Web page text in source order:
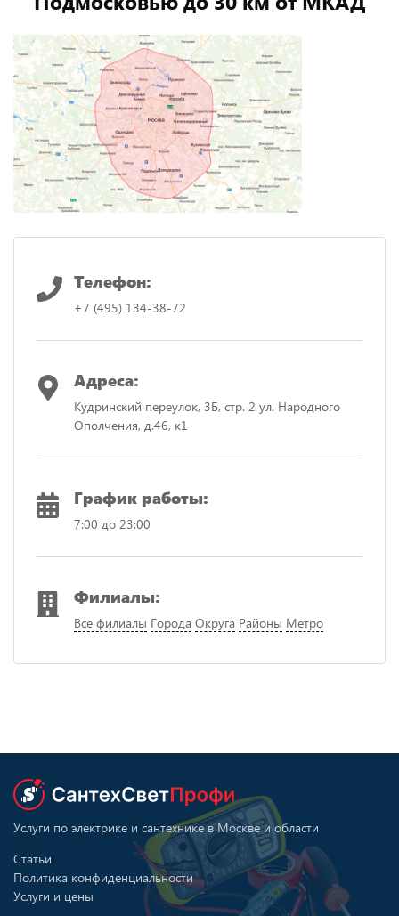
Телефон:
+7 (495) 134-38-72
Адреса:
Кудринский переулок, 3Б, стр. 2 ул. Народного
Ополчения, д.46, к1
График работы:
7:00 до 23:00
Филиалы:
Все филиалы Города Округа Районы Метро
Услуги по электрике и сантехнике в Москве и области
Статьи
Политика конфиденциальности
Услуги и цены